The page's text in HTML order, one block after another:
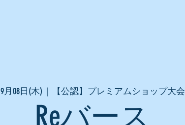
9月08日(木)
  |
【公認】プレミアムショップ大会
Reバース